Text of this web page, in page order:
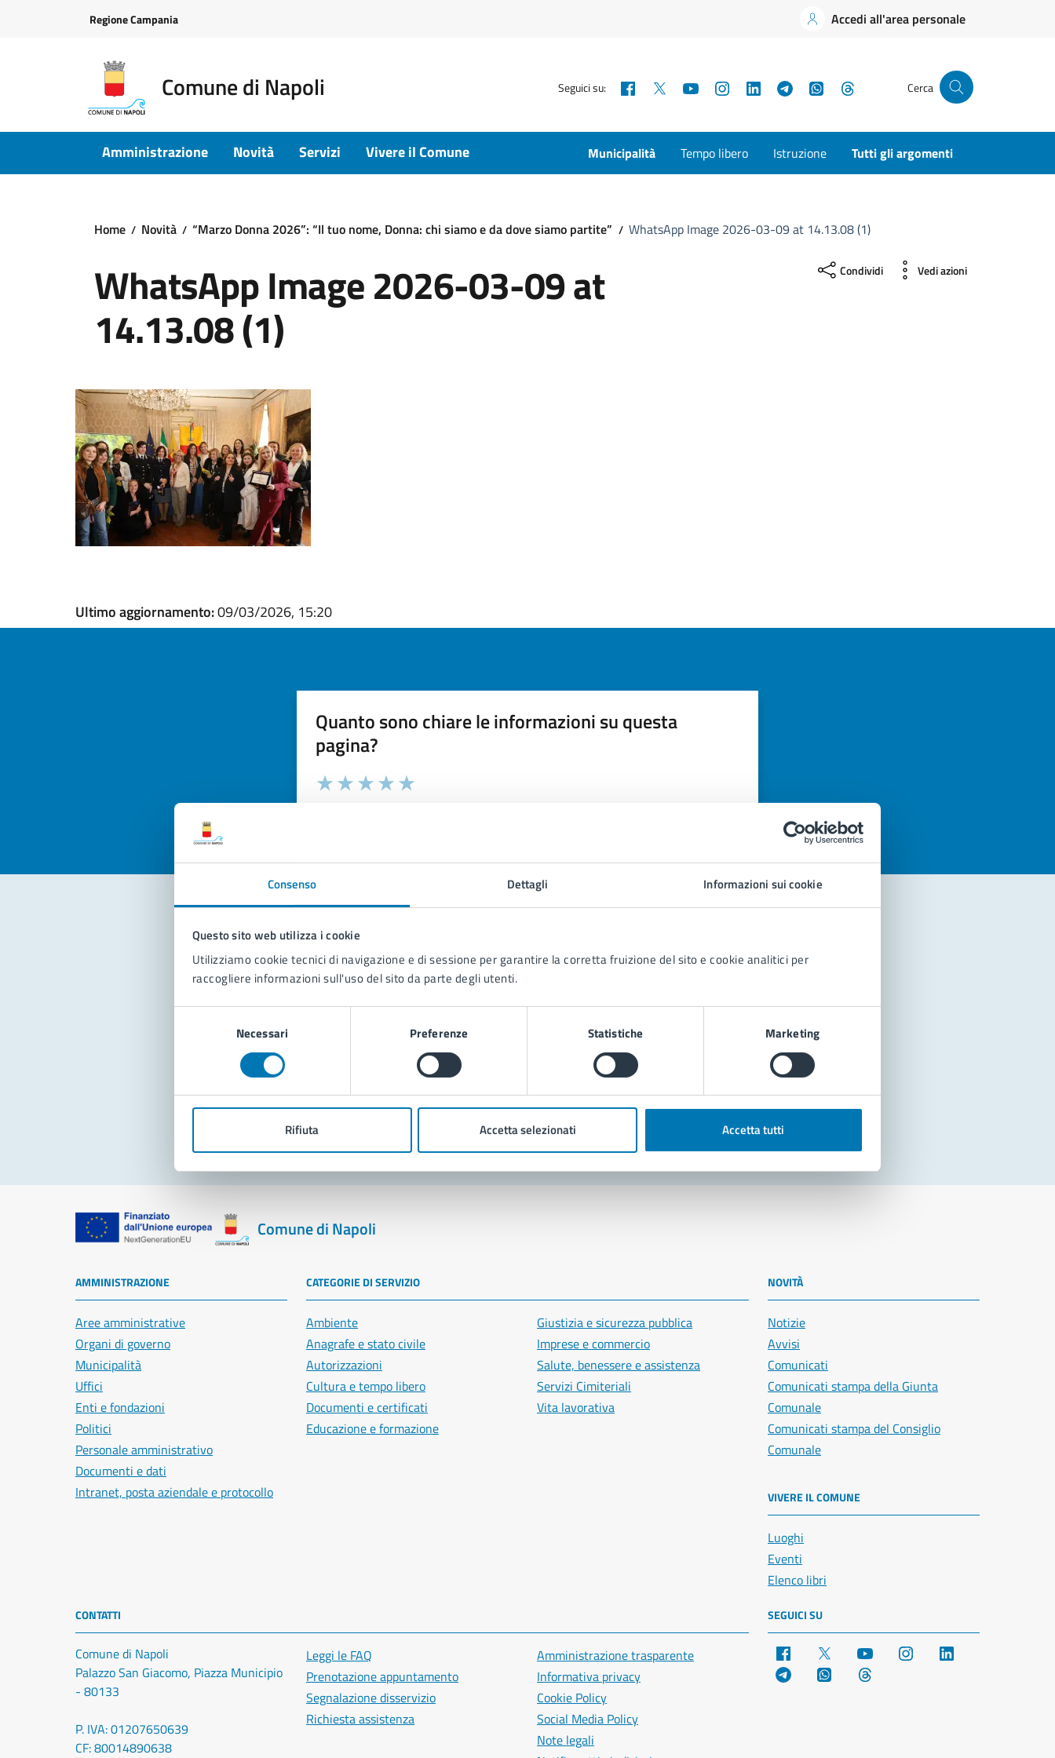
Consenso Dettagli Informazioni sui cookie
Questo sito web utilizza i cookie
Utilizziamo cookie tecnici di navigazione e di sessione per garantire la corretta fruizione del sito e cookie analitici per
raccogliere informazioni sull'uso del sito da parte degli utenti.
Necessari Preferenze Statistiche Marketing
Rifiuta Accetta selezionati Accetta tutti
Regione Campania Accedi all'area personale
Comune di Napoli Seguici su: Facebook YouTubeInstagramLinkedInTelegramWhatsApp Cerca
Amministrazione Novità Servizi Vivere il Comune Municipalità Tempo libero Istruzione Tutti gli argomenti
Home Novità “Marzo Donna 2026”: “Il tuo nome, Donna: chi siamo e da dove siamo partite” WhatsApp Image 2026-03-09 at 14.13.08 (1)
WhatsApp Image 2026-03-09 at
14.13.08 (1)
Condividi Vedi azioni
Ultimo aggiornamento:09/03/2026, 15:20
Quanto sono chiare le informazioni su questa
pagina?
Valuta la chiarezza delle informazioni (da 1 a 5 stelle)
Seleziona il numero di stelle per valutare la chiarezza delle informazioni
Contatta il comune
Leggi le domande frequenti
Richiedi assistenza
Prenota appuntamento
Problemi in città
Comune di Napoli
AMMINISTRAZIONE
Aree amministrative
Organi di governo
Municipalità
Uffici
Enti e fondazioni
Politici
Personale amministrativo
Documenti e dati
Intranet, posta aziendale e protocollo
CATEGORIE DI SERVIZIO
Ambiente
Anagrafe e stato civile
Autorizzazioni
Cultura e tempo libero
Documenti e certificati
Educazione e formazione
Giustizia e sicurezza pubblica
Imprese e commercio
Salute, benessere e assistenza
Servizi Cimiteriali
Vita lavorativa
NOVITÀ
Notizie
Avvisi
Comunicati
Comunicati stampa della Giunta
Comunale
Comunicati stampa del Consiglio
Comunale
VIVERE IL COMUNE
Luoghi
Eventi
Elenco libri
CONTATTI
Comune di Napoli
Palazzo San Giacomo, Piazza Municipio
- 80133
P. IVA: 01207650639
CF: 80014890638
Leggi le FAQ
Prenotazione appuntamento
Segnalazione disservizio
Richiesta assistenza
Amministrazione trasparente
Informativa privacy
Cookie Policy
Social Media Policy
Note legali
SEGUICI SU
Facebook YouTube Instagram
Telegram WhatsApp